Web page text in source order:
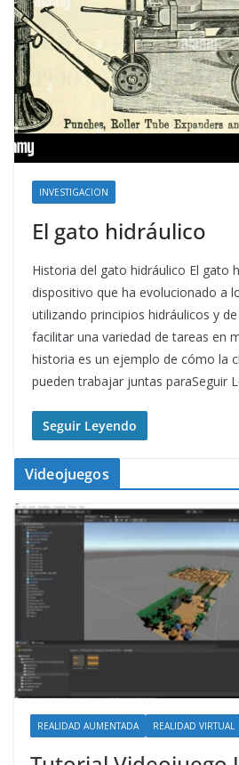
INVESTIGACION
El gato hidráulico
Historia del gato hidráulico El gato
dispositivo que ha evolucionado a
utilizando principios hidráulicos y
facilitar una variedad de tareas en
historia es un ejemplo de cómo la
pueden trabajar juntas paraSeguir
Seguir Leyendo
Videojuegos
REALIDAD AUMENTADA REALIDAD VIRTUAL